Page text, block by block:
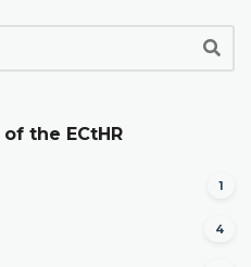
the ECtHR
1
4